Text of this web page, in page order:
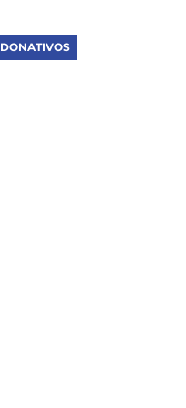
DONATIVOS